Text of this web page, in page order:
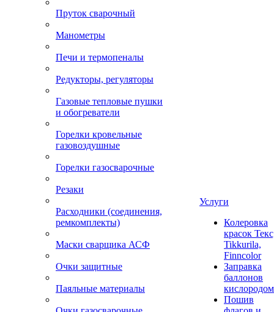
Пруток сварочный
Манометры
Печи и термопеналы
Редукторы, регуляторы
Газовые тепловые пушки
и обогреватели
Горелки кровельные
газовоздушные
Горелки газосварочные
Резаки
Расходники (соединения,
ремкомплекты)
Маски сварщика АСФ
Очки защитные
Паяльные материалы
Услуги
Колеровка
красок
Tikkurila,
Finncolor
Заправка
баллонов
кислородом
Пошив